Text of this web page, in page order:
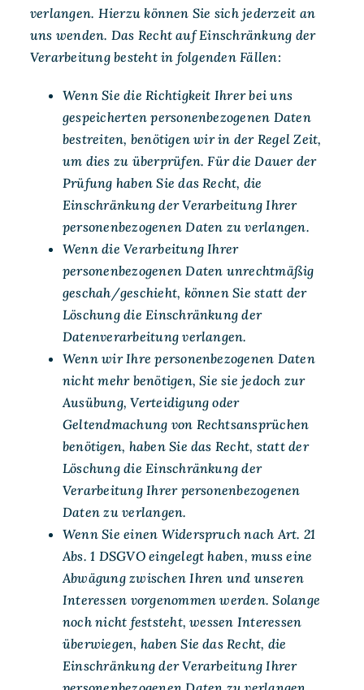
verlangen. Hierzu können Sie sich jederzeit an
uns wenden. Das Recht auf Einschränkung der
Verarbeitung besteht in folgenden Fällen:
Wenn Sie die Richtigkeit Ihrer bei uns
gespeicherten personenbezogenen Daten
bestreiten, benötigen wir in der Regel Zeit,
um dies zu überprüfen. Für die Dauer der
Prüfung haben Sie das Recht, die
Einschränkung der Verarbeitung Ihrer
personenbezogenen Daten zu verlangen.
Wenn die Verarbeitung Ihrer
personenbezogenen Daten unrechtmäßig
geschah/geschieht, können Sie statt der
Löschung die Einschränkung der
Datenverarbeitung verlangen.
Wenn wir Ihre personenbezogenen Daten
nicht mehr benötigen, Sie sie jedoch zur
Ausübung, Verteidigung oder
Geltendmachung von Rechtsansprüchen
benötigen, haben Sie das Recht, statt der
Löschung die Einschränkung der
Verarbeitung Ihrer personenbezogenen
Daten zu verlangen.
Wenn Sie einen Widerspruch nach Art. 21
Abs. 1 DSGVO eingelegt haben, muss eine
Abwägung zwischen Ihren und unseren
Interessen vorgenommen werden. Solange
noch nicht feststeht, wessen Interessen
überwiegen, haben Sie das Recht, die
Einschränkung der Verarbeitung Ihrer